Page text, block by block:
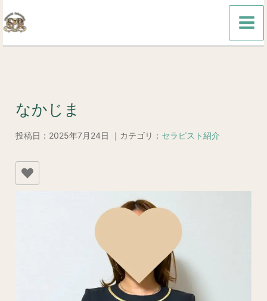
容
を
なかじま
投稿日：2025年7月24日 ｜カテゴリ： セラピスト紹介